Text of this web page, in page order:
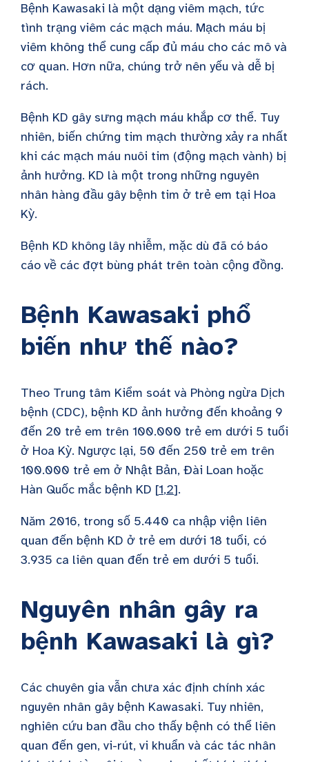
Bệnh Kawasaki là một dạng viêm mạch, tức
tình trạng viêm các mạch máu. Mạch máu bị
viêm không thể cung cấp đủ máu cho các mô và
cơ quan. Hơn nữa, chúng trở nên yếu và dễ bị
rách.
Bệnh KD gây sưng mạch máu khắp cơ thể. Tuy
nhiên, biến chứng tim mạch thường xảy ra nhất
khi các mạch máu nuôi tim (động mạch vành) bị
ảnh hưởng. KD là một trong những nguyên
nhân hàng đầu gây bệnh tim ở trẻ em tại Hoa
Kỳ.
Bệnh KD không lây nhiễm, mặc dù đã có báo
cáo về các đợt bùng phát trên toàn cộng đồng.
Bệnh Kawasaki phổ
biến như thế nào?
Theo Trung tâm Kiểm soát và Phòng ngừa Dịch
bệnh (CDC), bệnh KD ảnh hưởng đến khoảng 9
đến 20 trẻ em trên 100.000 trẻ em dưới 5 tuổi
ở Hoa Kỳ. Ngược lại, 50 đến 250 trẻ em trên
100.000 trẻ em ở Nhật Bản, Đài Loan hoặc
Hàn Quốc mắc bệnh KD [1,2].
Năm 2016, trong số 5.440 ca nhập viện liên
quan đến bệnh KD ở trẻ em dưới 18 tuổi, có
3.935 ca liên quan đến trẻ em dưới 5 tuổi.
Nguyên nhân gây ra
bệnh Kawasaki là gì?
Các chuyên gia vẫn chưa xác định chính xác
nguyên nhân gây bệnh Kawasaki. Tuy nhiên,
nghiên cứu ban đầu cho thấy bệnh có thể liên
quan đến gen, vi-rút, vi khuẩn và các tác nhân